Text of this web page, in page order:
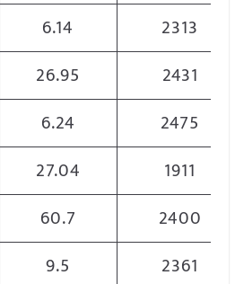
6.14
2313
26.95
2431
6.24
2475
27.04
1911
60.7
2400
9.5
2361